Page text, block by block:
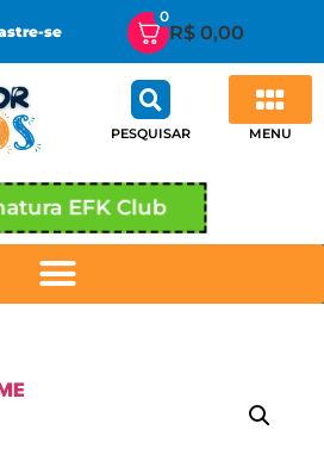
se
0
R$ 0,00
PESQUISAR MENU
EFK Club